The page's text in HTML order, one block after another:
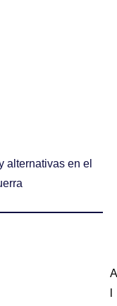
alternativas en el
A